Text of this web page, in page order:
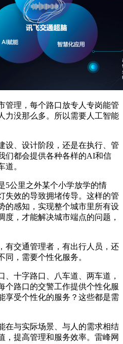
理，每个路口放专人专岗能管
力没那么多。所以需要人工智能
、设计阶段，还是在执行、管
们都会提供各种各样的AI和信
道。
公里之外某个小学放学的情
失效的导致拥堵传导。这样的管
的感知，实现整个城市里所有设
度，才能解决城市端点的问题，
交通管理者，有出行人员，还
，需要个性化服务。
十字路口、八车道、两车道，
个路口的交警工作提供个性化服
享受个性化的服务？这些都是需
与实际场景、与人的需求相结
，提高管理和服务效率。雷峰网